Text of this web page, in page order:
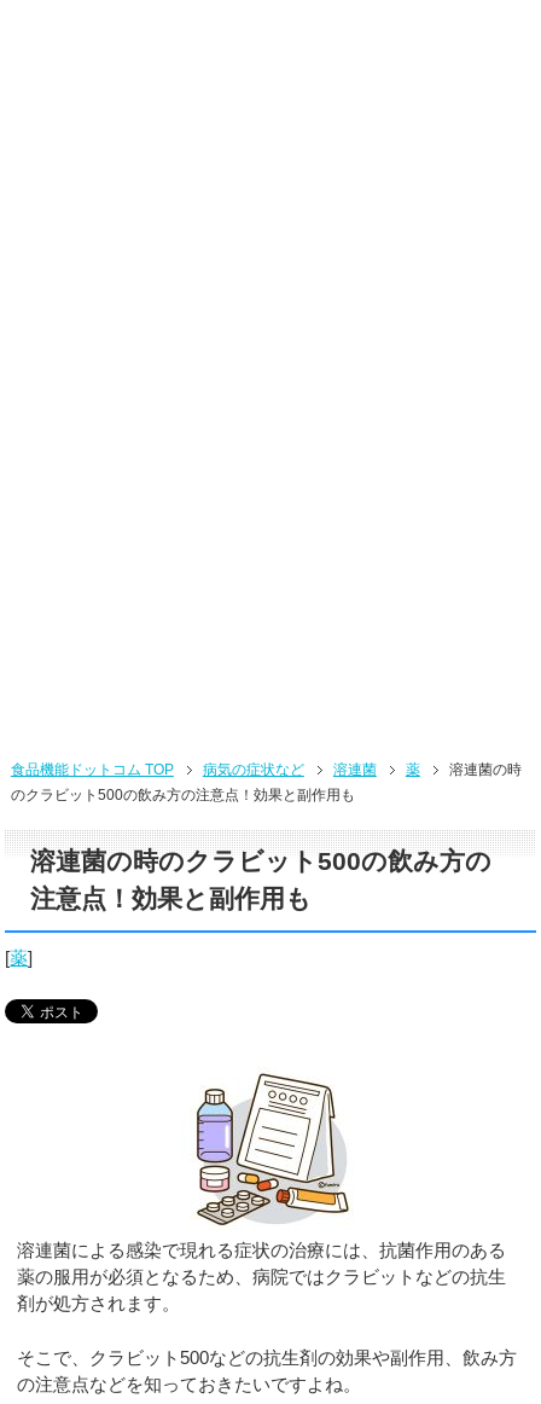
食品機能ドットコム TOP 病気の症状など 溶連菌 薬
溶連菌の時
のクラビット500の飲み方の注意点！効果と副作用も
溶連菌の時のクラビット500の飲み方の
注意点！効果と副作用も
[薬]
溶連菌による感染で現れる症状の治療には、抗菌作用のある
薬の服用が必須となるため、病院ではクラビットなどの抗生
剤が処方されます。
そこで、クラビット500などの抗生剤の効果や副作用、飲み方
の注意点などを知っておきたいですよね。